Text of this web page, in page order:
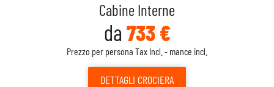
Cabine Interne
da 733 €
Prezzo per persona Tax Incl. - mance incl.
DETTAGLI CROCIERA